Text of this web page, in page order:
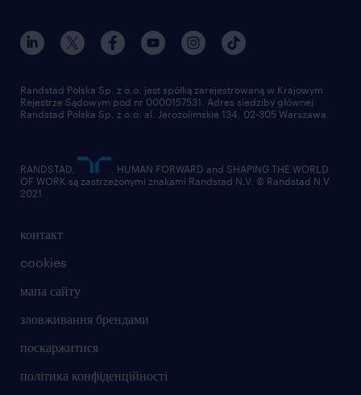
контакт
cookies
мапа сайту
зловживання брендами
поскаржитися
політика конфіденційності
Randstad Polska Sp. z o.o. jest spółką zarejestrowaną w Krajowym
Rejestrze Sądowym pod nr 0000157531. Adres siedziby głównej
Randstad Polska Sp. z o.o. al. Jerozolimskie 134, 02-305 Warszawa.
RANDSTAD,
, HUMAN FORWARD and SHAPING THE WORLD
OF WORK są zastrzeżonymi znakami Randstad N.V. © Randstad N.V
2021